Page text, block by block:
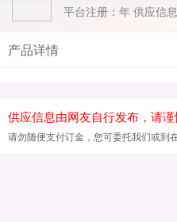
平台注册：年 供应信
产品详情
供应信息由网友自行发布，请
请勿随便支付订金，您可委托我们或到